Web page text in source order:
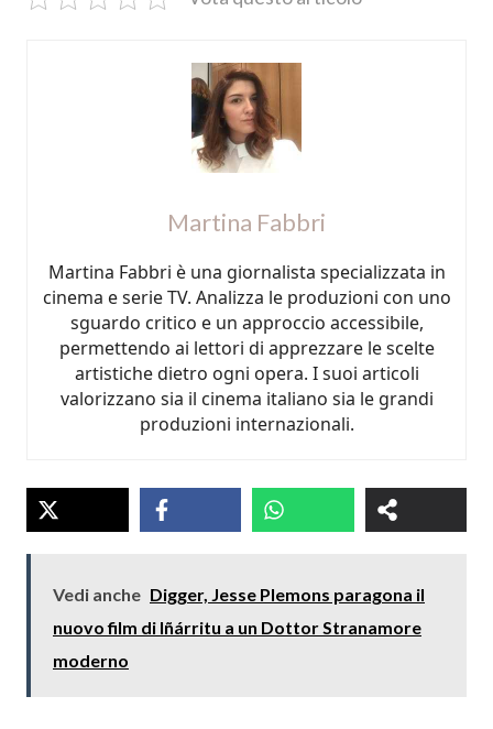
Martina Fabbri
Martina Fabbri è una giornalista specializzata in
cinema e serie TV. Analizza le produzioni con uno
sguardo critico e un approccio accessibile,
permettendo ai lettori di apprezzare le scelte
artistiche dietro ogni opera. I suoi articoli
valorizzano sia il cinema italiano sia le grandi
produzioni internazionali.
Vedi anche Digger, Jesse Plemons paragona il
nuovo film di Iñárritu a un Dottor Stranamore
moderno